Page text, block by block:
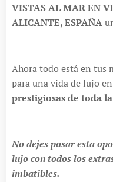
VISTAS AL MAR EN
ALICANTE, ESPAÑA
Ahora todo está en tus
para una vida de lujo
prestigiosas de toda
No dejes pasar esta
lujo con todos los
imbatibles.